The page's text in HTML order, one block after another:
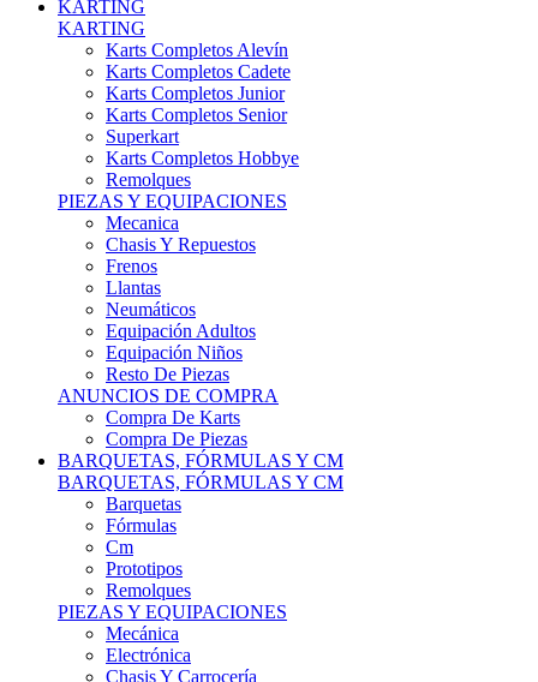
KARTING
KARTING
Karts Completos Alevín
Karts Completos Cadete
Karts Completos Junior
Karts Completos Senior
Superkart
Karts Completos Hobbye
Remolques
PIEZAS Y EQUIPACIONES
Mecanica
Chasis Y Repuestos
Frenos
Llantas
Neumáticos
Equipación Adultos
Equipación Niños
Resto De Piezas
ANUNCIOS DE COMPRA
Compra De Karts
Compra De Piezas
BARQUETAS, FÓRMULAS Y CM
BARQUETAS, FÓRMULAS Y CM
Barquetas
Fórmulas
Cm
Prototipos
Remolques
PIEZAS Y EQUIPACIONES
Mecánica
Electrónica
Chasis Y Carrocería